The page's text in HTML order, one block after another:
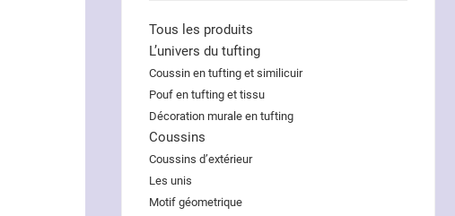
Tous les produits
L’univers du tufting
Coussin en tufting et similicuir
Pouf en tufting et tissu
Décoration murale en tufting
Coussins
Coussins d’extérieur
Les unis
Motif géometrique